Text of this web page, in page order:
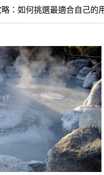
：如何挑選最適合自己的